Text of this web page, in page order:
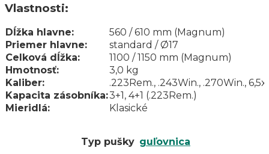
Vlastnosti:
Dĺžka hlavne:
560 / 610 mm (Magnum)
Priemer hlavne:
standard / Ø17
Celková dĺžka:
1100 / 1150 mm (Magnum)
Hmotnosť:
3,0 kg
Kaliber:
.223Rem., .243Win., .270Win.,
Kapacita zásobníka:3+1, 4+1 (.223Rem.)
Mieridlá:
Klasické
Typ pušky guľovnica